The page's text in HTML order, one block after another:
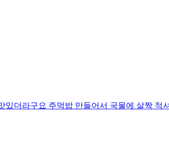
더라구요 주먹밥 만들어서 국물에 살짝 적